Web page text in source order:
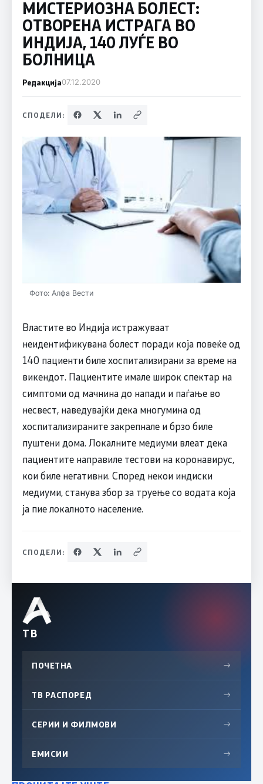
МИСТЕРИОЗНА БОЛЕСТ:
ОТВОРЕНА ИСТРАГА ВО
ИНДИЈА, 140 ЛУЃЕ ВО
БОЛНИЦА
Редакција07.12.2020
СПОДЕЛИ:
Фото: Алфа Вести
Властите во Индија истражуваат
неидентификувана болест поради која повеќе од
140 пациенти биле хоспитализирани за време на
викендот. Пациентите имале широк спектар на
симптоми од мачнина до напади и паѓање во
несвест, наведувајќи дека многумина од
хоспитализираните закрепнале и брзо биле
пуштени дома. Локалните медиуми влеат дека
пациентите направиле тестови на коронавирус,
кои биле негативни. Според некои индиски
медиуми, станува збор за труење со водата која
ја пие локалното население.
СПОДЕЛИ:
ТВ
ПОЧЕТНА →
ТВ РАСПОРЕД →
СЕРИИ И ФИЛМОВИ →
ЕМИСИИ →